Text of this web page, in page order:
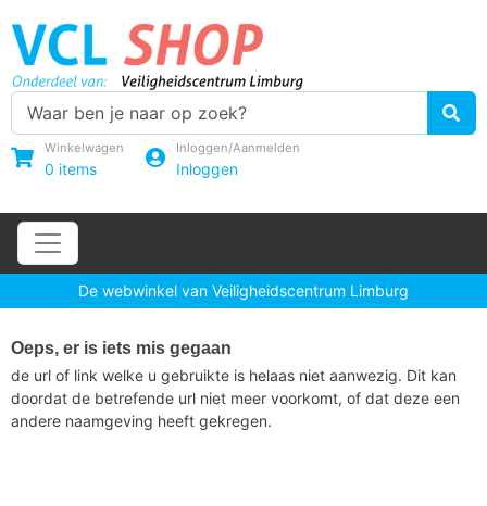
Winkelwagen
0 items
Inloggen/Aanmelden
Inloggen
De webwinkel van Veiligheidscentrum Limburg
Oeps, er is iets mis gegaan
de url of link welke u gebruikte is helaas niet aanwezig. Dit kan
doordat de betrefende url niet meer voorkomt, of dat deze een
andere naamgeving heeft gekregen.